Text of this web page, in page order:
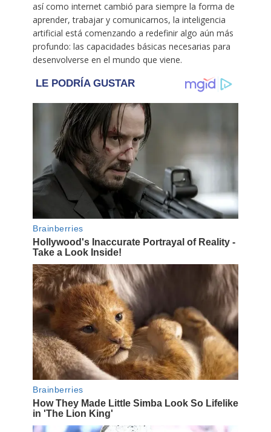
así como internet cambió para siempre la forma de
aprender, trabajar y comunicarnos, la inteligencia
artificial está comenzando a redefinir algo aún más
profundo: las capacidades básicas necesarias para
desenvolverse en el mundo que viene.